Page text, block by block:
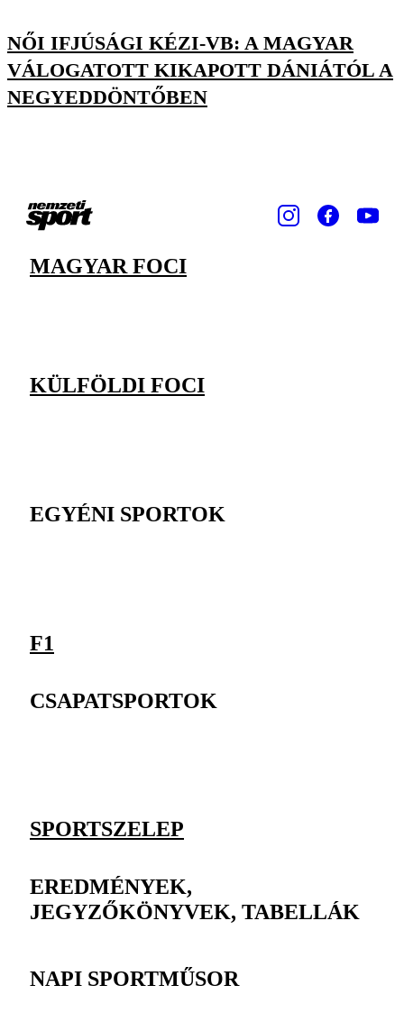
NŐI IFJÚSÁGI KÉZI-VB: A MAGYAR
VÁLOGATOTT KIKAPOTT DÁNIÁTÓL A
NEGYEDDÖNTŐBEN
MAGYAR FOCI
KÜLFÖLDI FOCI
EGYÉNI SPORTOK
F1
CSAPATSPORTOK
SPORTSZELEP
EREDMÉNYEK,
JEGYZŐKÖNYVEK, TABELLÁK
NAPI SPORTMŰSOR